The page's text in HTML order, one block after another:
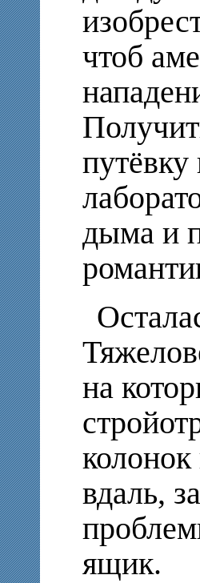
чтоб
дыма и
на
вдаль,
ящик.